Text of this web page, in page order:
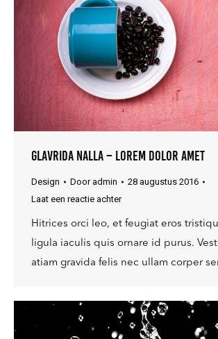
Glavrida nalla – lorem dolor amet
Design Dooradmin
28 augustus 2016
Laat een reactie achter
Hitrices orci leo, et feugiat eros
ligula iaculis quis ornare id purus.
atiam gravida felis nec ullam corper